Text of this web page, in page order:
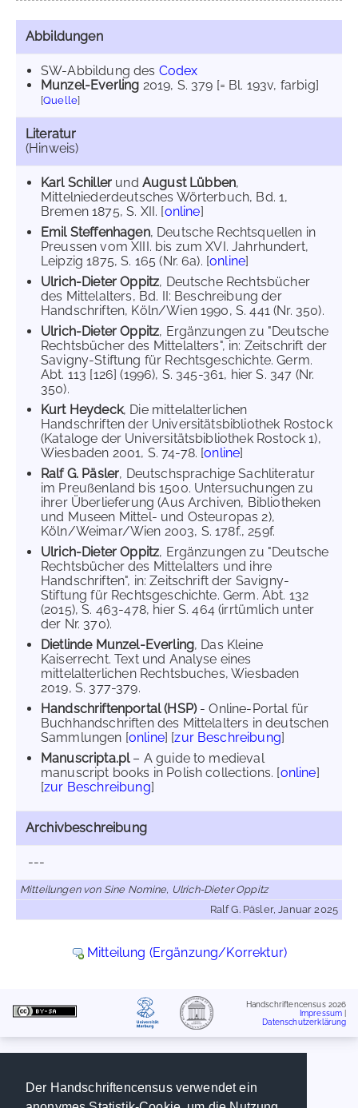
Der Handschriftencensus verwendet ein
Abbildungen
SW-Abbildung des Codex
Munzel-Everling 2019, S. 379 [= Bl. 193v, farbig]
[Quelle]
Literatur
(Hinweis)
Karl Schiller und August Lübben,
Mittelniederdeutsches Wörterbuch, Bd. 1,
Bremen 1875, S. XII. [online]
Emil Steffenhagen, Deutsche Rechtsquellen in
Preussen vom XIII. bis zum XVI. Jahrhundert,
Leipzig 1875, S. 165 (Nr. 6a). [online]
Ulrich-Dieter Oppitz, Deutsche Rechtsbücher
des Mittelalters, Bd. II: Beschreibung der
Handschriften, Köln/Wien 1990, S. 441 (Nr. 350).
Ulrich-Dieter Oppitz, Ergänzungen zu "Deutsche
Rechtsbücher des Mittelalters", in: Zeitschrift der
Savigny-Stiftung für Rechtsgeschichte. Germ.
Abt. 113 [126] (1996), S. 345-361, hier S. 347 (Nr.
350).
Kurt Heydeck, Die mittelalterlichen
Handschriften der Universitätsbibliothek Rostock
(Kataloge der Universitätsbibliothek Rostock 1),
Wiesbaden 2001, S. 74-78. [online]
Ralf G. Päsler, Deutschsprachige Sachliteratur
im Preußenland bis 1500. Untersuchungen zu
ihrer Überlieferung (Aus Archiven, Bibliotheken
und Museen Mittel- und Osteuropas 2),
Köln/Weimar/Wien 2003, S. 178f., 259f.
Ulrich-Dieter Oppitz, Ergänzungen zu "Deutsche
Rechtsbücher des Mittelalters und ihre
Handschriften", in: Zeitschrift der Savigny-
Stiftung für Rechtsgeschichte. Germ. Abt. 132
(2015), S. 463-478, hier S. 464 (irrtümlich unter
der Nr. 370).
Dietlinde Munzel-Everling, Das Kleine
Kaiserrecht. Text und Analyse eines
mittelalterlichen Rechtsbuches, Wiesbaden
2019, S. 377-379.
Handschriftenportal (HSP)- Online-Portal für
Buchhandschriften des Mittelalters in deutschen
Sammlungen [online] [zur Beschreibung]
Manuscripta.pl – A guide to medieval
manuscript books in Polish collections. [online]
[zur Beschreibung]
Archivbeschreibung
---
Mitteilungen von Sine Nomine, Ulrich-Dieter Oppitz
Ralf G. Päsler, Januar 2025
Mitteilung (Ergänzung/Korrektur)
Handschriftencensus 2026
Impressum
Datenschutzerklärung